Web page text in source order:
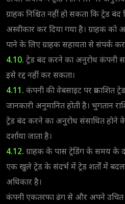
ग्राहक निश्चित नहीं हो सकता कि ट्रेड
अस्वीकार कर दिया गया है। ग्राहक को
पाने के लिए ग्राहक सहायता से संपर्क
4.10. ट्रेड बंद करने का अनुरोध कंपनी
इसे रद्द नहीं कर सकता।
4.11. कंपनी की वेबसाइट पर प्रकाशित
जानकारी अनुमानित होती है। भुगतान
ट्रेड बंद करने का अनुरोध संसाधित होने के
दर्शाया जाता है।
4.12. ग्राहक के पास ट्रेडिंग के समय के
एक खुले ट्रेड के संदर्भ में ट्रेड शर्तों में
अधिकार है।
कंपनी एकतरफा ढंग से और अपने उचित